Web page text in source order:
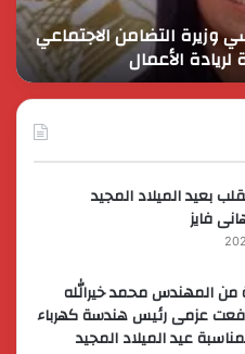
وزيرة التضامن الاجتماعي
الأعمال
بعيد الميلاد المجيد
فايز
من المهندس محمد خيرالله
عزمى رئيس هندسة كهرباء
عيد الميلاد المجيد